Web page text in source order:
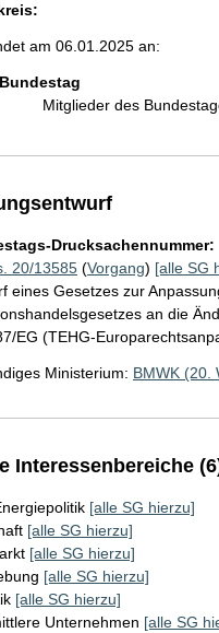
am 06.01.2025 an:
Bundestag
Mitglieder des
Drucksachennummer:
20/13585 (Vorgang) [alle SG
eines Gesetzes zur
an die
EG (TEHG-
Ministerium: BMWK (20.
Interessenbereiche
[alle SG hierzu]
[alle SG hierzu]
[alle SG hierzu]
[alle SG hierzu]
[alle SG hierzu]
Unternehmen [alle SG